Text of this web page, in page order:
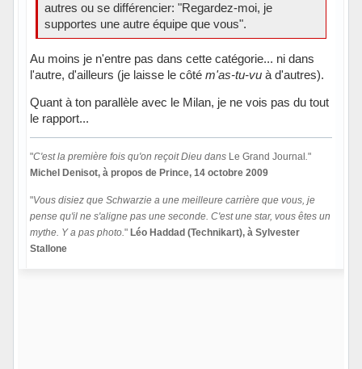
autres ou se différencier: "Regardez-moi, je
supportes une autre équipe que vous".
Au moins je n'entre pas dans cette catégorie... ni dans
l'autre, d'ailleurs (je laisse le côté m'as-tu-vuà d'autres).
Quant à ton parallèle avec le Milan, je ne vois pas du tout
le rapport...
"C'est la première fois qu'on reçoit Dieu dansLe Grand Journal."
Michel Denisot, à propos de Prince, 14 octobre 2009
"Vous disiez que Schwarzie a une meilleure carrière que vous, je
pense qu'il ne s'aligne pas une seconde. C'est une star, vous êtes un
mythe. Y a pas photo." Léo Haddad (Technikart), à Sylvester
Stallone